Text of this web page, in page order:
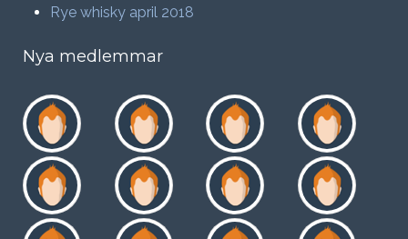
Rye whisky april 2018
Nya medlemmar